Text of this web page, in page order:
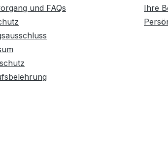
und FAQs
Ihre